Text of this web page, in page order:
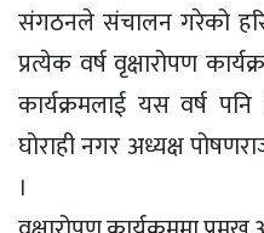
संगठनले संचालन गरेको
प्रत्येक वर्ष वृक्षारोपण
कार्यक्रमलाई यस वर्ष
घोराही नगर अध्यक्ष
।